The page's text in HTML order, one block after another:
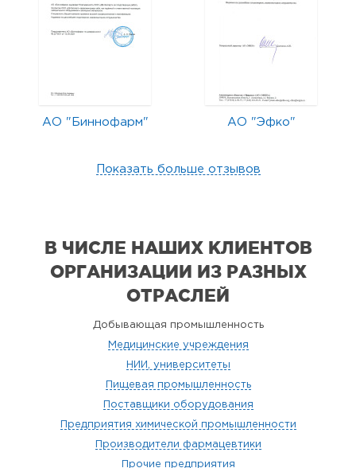
АО "Биннофарм" АО "Эфко"
Показать больше отзывов
В ЧИСЛЕ НАШИХ КЛИЕНТОВ
ОРГАНИЗАЦИИ ИЗ РАЗНЫХ
ОТРАСЛЕЙ
Добывающая промышленность
Медицинские учреждения
НИИ, университеты
Пищевая промышленность
Поставщики оборудования
Предприятия химической промышленности
Производители фармацевтики
Прочие предприятия